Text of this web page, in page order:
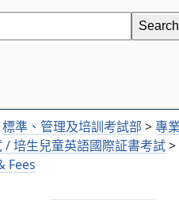
標準、管理及培訓考試部 >專
/ 培生兒童英語國際証書考試>
Fees